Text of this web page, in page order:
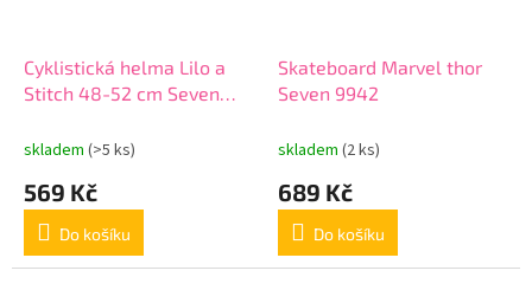
Cyklistická helma Lilo a
Stitch 48-52 cm Seven
skladem (>5 ks)
569 Kč
Do košíku
Skateboard Marvel thor
Seven 9942
skladem (2 ks)
689 Kč
Do košíku